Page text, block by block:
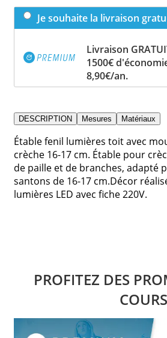
Je souhaite la livraison
Livraison
1500€
8,90€/an.
DESCRIPTION Mesures Matériaux
Étable fenil lumières toit avec
crèche 16-17 cm. Étable pour
de paille et de branches, adapté
santons de 16-17 cm.Décor
lumières LED avec fiche 220V.
PROFITEZ DES
COURS